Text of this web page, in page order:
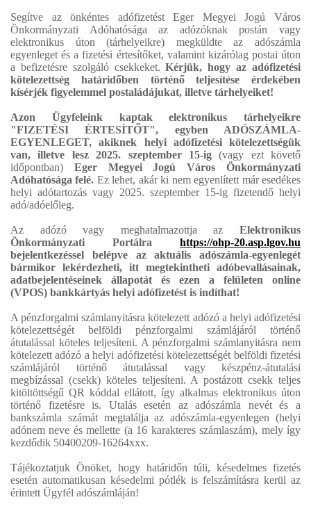
Segítve az önkéntes adófizetést Eger Megyei Jogú Város
Önkormányzati Adóhatósága az adózóknak postán vagy
elektronikus úton (tárhelyeikre) megküldte az adószámla
egyenleget és a fizetési értesítőket, valamint kizárólag postai úton
a befizetésre szolgáló csekkeket.Kérjük, hogy az adófizetési
kötelezettség határidőben történő teljesítése érdekében
kísérjék figyelemmel postaládájukat, illetve tárhelyeiket!
Azon Ügyfeleink kaptak elektronikus tárhelyeikre
"FIZETÉSI ÉRTESÍTŐT", egyben ADÓSZÁMLA-
EGYENLEGET, akiknek helyi adófizetési kötelezettségük
van, illetve lesz 2025. szeptember 15-ig(vagy ezt követő
időpontban) Eger Megyei Jogú Város Önkormányzati
Adóhatósága felé. Ez lehet, akár ki nem egyenlített már esedékes
helyi adótartozás vagy 2025. szeptember 15-ig fizetendő helyi
adó/adóelőleg.
Az adózó vagy meghatalmazottja az Elektronikus
Önkormányzati Portálra https://ohp-20.asp.lgov.hu
bejelentkezéssel belépve az aktuális adószámla-egyenlegét
bármikor lekérdezheti, itt megtekintheti adóbevallásainak,
adatbejelentéseinek állapotát és ezen a felületen online
(VPOS) bankkártyás helyi adófizetést is indíthat!
A pénzforgalmi számlanyitásra kötelezett adózó a helyi adófizetési
kötelezettségét belföldi pénzforgalmi számlájáról történő
átutalással köteles teljesíteni. A pénzforgalmi számlanyitásra nem
kötelezett adózó a helyi adófizetési kötelezettségét belföldi fizetési
számlájáról történő átutalással vagy készpénz-átutalási
megbízással (csekk) köteles teljesíteni. A postázott csekk teljes
kitöltöttségű QR kóddal ellátott, így alkalmas elektronikus úton
történő fizetésre is. Utalás esetén az adószámla nevét és a
bankszámla számát megtalálja az adószámla-egyenlegen (helyi
adónem neve és mellette (a 16 karakteres számlaszám), mely így
kezdődik 50400209-16264xxx.
Tájékoztatjuk Önöket, hogy határidőn túli, késedelmes fizetés
esetén automatikusan késedelmi pótlék is felszámításra kerül az
érintett Ügyfél adószámláján!